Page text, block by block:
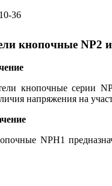
36
кнопочные NP2
кнопочные серии
напряжения на
NPH1